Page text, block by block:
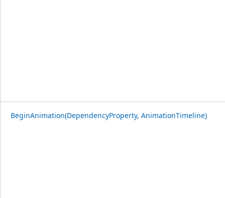
BeginAnimation(DependencyProperty, AnimationTimeline)